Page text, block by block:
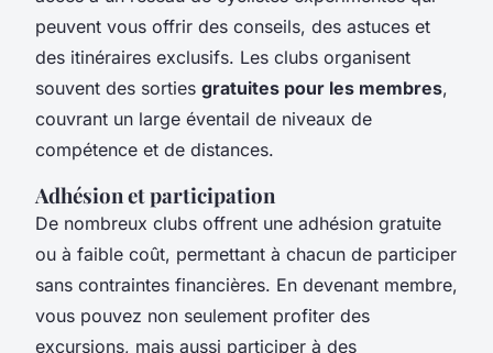
peuvent vous offrir des conseils, des astuces et
des itinéraires exclusifs. Les clubs organisent
souvent des sorties gratuites pour les membres,
couvrant un large éventail de niveaux de
compétence et de distances.
Adhésion et participation
De nombreux clubs offrent une adhésion gratuite
ou à faible coût, permettant à chacun de participer
sans contraintes financières. En devenant membre,
vous pouvez non seulement profiter des
excursions, mais aussi participer à des